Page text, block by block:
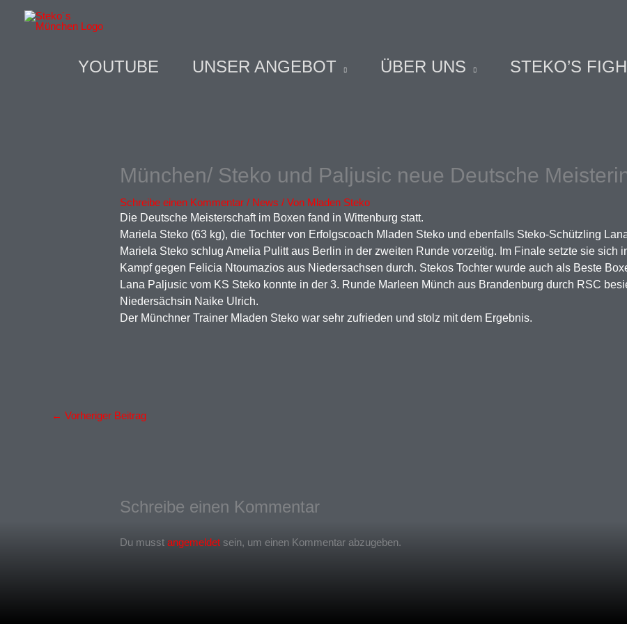
YOUTUBE UNSER ANGEBOT ÜBER UNS STEKO’S
München/ Steko und Paljusic neue Deutsche
Schreibe einen Kommentar / News / Von Mladen Steko
Die Deutsche Meisterschaft im Boxen fand in Wittenburg statt.
Mariela Steko (63 kg), die Tochter von Erfolgscoach Mladen Steko und ebenfalls Steko-Schützling
Mariela Steko schlug Amelia Pulitt aus Berlin in der zweiten Runde vorzeitig. Im Finale setzte sie sich
Kampf gegen Felicia Ntoumazios aus Niedersachsen durch. Stekos Tochter wurde auch als Beste
Lana Paljusic vom KS Steko konnte in der 3. Runde Marleen Münch aus Brandenburg durch RSC
Niedersächsin Naike Ulrich.
Der Münchner Trainer Mladen Steko war sehr zufrieden und stolz mit dem Ergebnis.
← Vorheriger Beitrag
Schreibe einen Kommentar
Du musstangemeldet sein, um einen Kommentar abzugeben.